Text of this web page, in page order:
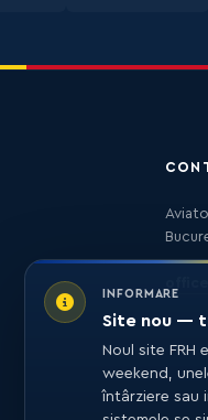
INFORMARE
Site nou —
Noul site FRH
weekend,
întârziere sau